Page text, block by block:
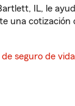
IL, le
una cotización
seguro de